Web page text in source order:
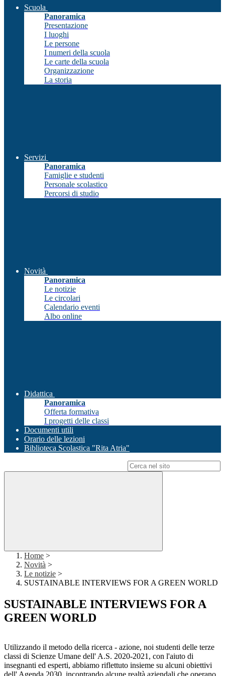
Scuola
Panoramica
Presentazione
I luoghi
Le persone
I numeri della scuola
Le carte della scuola
Organizzazione
La storia
Servizi
Panoramica
Famiglie e studenti
Personale scolastico
Percorsi di studio
Novità
Panoramica
Le notizie
Le circolari
Calendario eventi
Albo online
Didattica
Panoramica
Offerta formativa
I progetti delle classi
Documenti utili
Orario delle lezioni
Biblioteca Scolastica "Rita Atria"
Home >
Novità >
Le notizie >
SUSTAINABLE INTERVIEWS FOR A GREEN WORLD
SUSTAINABLE INTERVIEWS FOR A
GREEN WORLD
Utilizzando il metodo della ricerca - azione, noi studenti delle terze
classi di Scienze Umane dell' A.S. 2020-2021, con l'aiuto di
insegnanti ed esperti, abbiamo riflettuto insieme su alcuni obiettivi